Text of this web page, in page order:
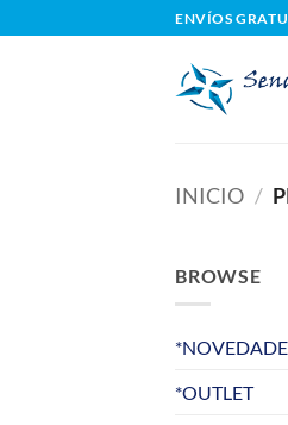
al
ENVÍOS
INICIO /
BROWSE
*OUTLET